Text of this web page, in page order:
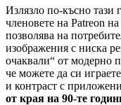
Излязло по-късно тази
членовете на Patreon
позволява на
изображения с ниска
очаквали“ от модерно
че можете да си
и контраст с
от края на 90-те